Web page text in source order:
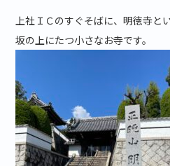
上社ＩＣのすぐそばに、明徳寺と
坂の上にたつ小さなお寺です。